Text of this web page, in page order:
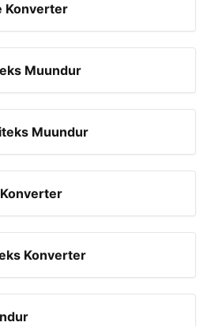
Konverter
Muundur
Muundur
Konverter